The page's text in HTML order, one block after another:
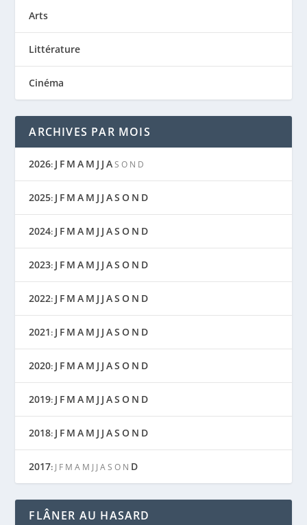
Arts
Littérature
Cinéma
ARCHIVES PAR MOIS
2026: J F M A M J J A S O N D
2025: J F M A M J J AS O N D
2024: J F M A M J J AS O N D
2023: J F M A M J J AS O N D
2022: J F M A M J J AS O N D
2021: J F M A M J J AS O N D
2020: J F M A M J J AS O N D
2019: J F M A M J J AS O N D
2018: J F M A M J J AS O N D
2017: J F M A M J J A S O N D
FLÂNER AU HASARD